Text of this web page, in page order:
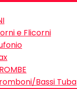
e Flicorni
Bassi Tuba